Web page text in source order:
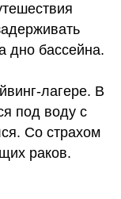
дно бассейна.
лагере. В
под воду с
Со страхом
раков.